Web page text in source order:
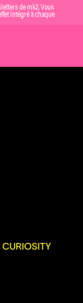
de mk2. Vous
intégré à chaque